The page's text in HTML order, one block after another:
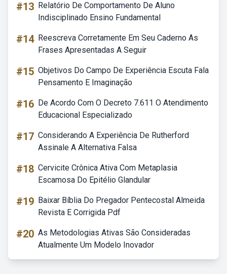
#13 Relatório De Comportamento De Aluno
Indisciplinado Ensino Fundamental
#14 Reescreva Corretamente Em Seu Caderno As
Frases Apresentadas A Seguir
#15 Objetivos Do Campo De Experiência Escuta Fala
Pensamento E Imaginação
#16 De Acordo Com O Decreto 7.611 O Atendimento
Educacional Especializado
#17 Considerando A Experiência De Rutherford
Assinale A Alternativa Falsa
#18 Cervicite Crônica Ativa Com Metaplasia
Escamosa Do Epitélio Glandular
#19 Baixar Bíblia Do Pregador Pentecostal Almeida
Revista E Corrigida Pdf
#20 As Metodologias Ativas São Consideradas
Atualmente Um Modelo Inovador